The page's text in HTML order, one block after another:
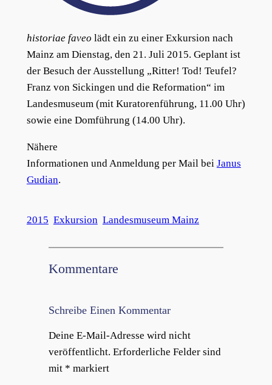
historiae faveo lädt ein zu einer Exkursion nach
Mainz am Dienstag, den 21. Juli 2015. Geplant ist
der Besuch der Ausstellung „Ritter! Tod! Teufel?
Franz von Sickingen und die Reformation“ im
Landesmuseum (mit Kuratorenführung, 11.00 Uhr)
sowie eine Domführung (14.00 Uhr).
Nähere
Informationen und Anmeldung per Mail bei Janus
Gudian.
2015 Exkursion Landesmuseum Mainz
Kommentare
Schreibe Einen Kommentar
Deine E-Mail-Adresse wird nicht
veröffentlicht. Erforderliche Felder sind
mit * markiert